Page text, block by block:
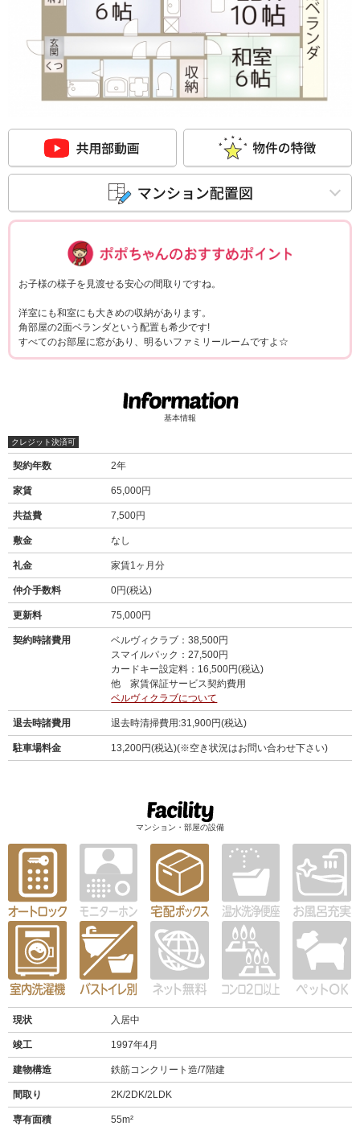
お子様の様子を見渡せる安心の間取りですね。
洋室にも和室にも大きめの収納があります。
角部屋の2面ベランダという配置も希少です!
すべてのお部屋に窓があり、明るいファミリールームですよ☆
基本情報
クレジット決済可
契約年数 2年
家賃 65,000円
共益費 7,500円
敷金 なし
礼金 家賃1ヶ月分
仲介手数料 0円(税込)
更新料 75,000円
契約時諸費用
ベルヴィクラブ：38,500円
スマイルパック：27,500円
カードキー設定料：16,500円(税込)
他 家賃保証サービス契約費用
ベルヴィクラブについて
退去時諸費用 退去時清掃費用:31,900円(税込)
駐車場料金 13,200円(税込)(※空き状況はお問い合わせ下さい)
マンション・部屋の設備
現状 入居中
竣工 1997年4月
建物構造 鉄筋コンクリート造/7階建
間取り 2K/2DK/2LDK
専有面積 55m²